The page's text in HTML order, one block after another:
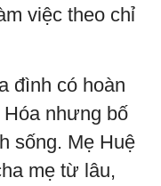
việc theo chỉ
đình có hoàn
Hóa nhưng bố
sống. Mẹ Huệ
mẹ từ lâu,